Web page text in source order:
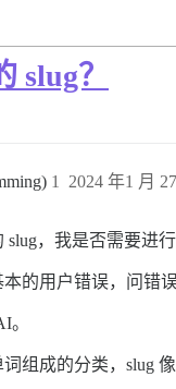
slug？
2024 年1 月
1
slug，我是否需要进
的用户错误，问错
。
组成的分类，slug 像